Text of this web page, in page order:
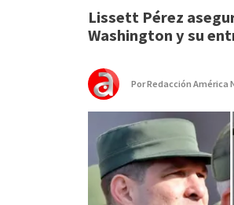
Lissett Pérez
Washington y su
PorRedacción América